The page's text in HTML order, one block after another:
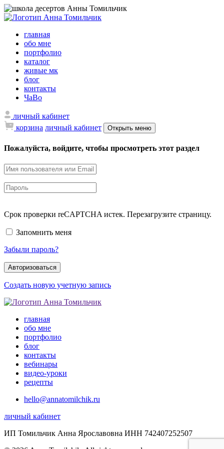
главная
обо мне
портфолио
каталог
живые мк
блог
контакты
ЧаВо
личный кабинет
корзина личный кабинет Открыть меню
Пожалуйста, войдите, чтобы просмотреть этот раздел
Срок проверки reCAPTCHA истек. Перезагрузите страницу.
Запомнить меня
Забыли пароль?
Создать новую учетную запись
главная
обо мне
портфолио
блог
контакты
вебинары
видео-уроки
рецепты
hello@annatomilchik.ru
личный кабинет
ИП Томильчик Анна Ярославовна ИНН 742407252507